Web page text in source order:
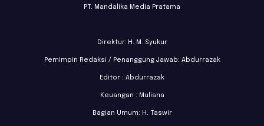
PT. Mandalika Media Pratama
Direktur: H. M. Syukur
Pemimpin Redaksi / Penanggung Jawab: Abdurrazak
Editor : Abdurrazak
Keuangan : Muliana
Bagian Umum: H. Taswir